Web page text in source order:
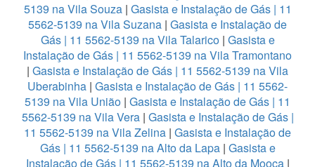
5139 na Vila Souza| Gasista e Instalação de Gás | 11
5562-5139 na Vila Suzana | Gasista e Instalação de
Gás | 11 5562-5139 na Vila Talarico| Gasista e
Instalação de Gás | 11 5562-5139 na Vila Tramontano
| Gasista e Instalação de Gás | 11 5562-5139 na Vila
Uberabinha | Gasista e Instalação de Gás | 11 5562-
5139 na Vila União | Gasista e Instalação de Gás | 11
5562-5139 na Vila Vera| Gasista e Instalação de Gás |
11 5562-5139 na Vila Zelina | Gasista e Instalação de
Gás | 11 5562-5139 na Alto da Lapa| Gasista e
Instalação de Gás | 11 5562-5139 na Alto da Mooca|